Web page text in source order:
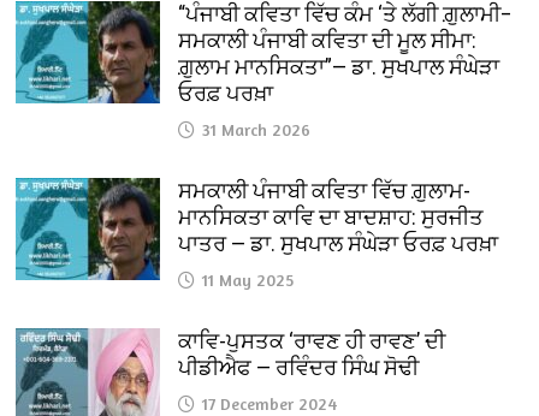
“ਪੰਜਾਬੀ ਕਵਿਤਾ ਵਿੱਚ ਕੰਮ ‘ਤੇ ਲੱਗੀ ਗ਼ੁਲਾਮੀ–
ਸਮਕਾਲੀ ਪੰਜਾਬੀ ਕਵਿਤਾ ਦੀ ਮੂਲ ਸੀਮਾ:
ਗ਼ੁਲਾਮ ਮਾਨਸਿਕਤਾ”— ਡਾ. ਸੁਖਪਾਲ ਸੰਘੇੜਾ
ਓਰਫ਼ ਪਰਖ਼ਾ
31 March 2026
ਸਮਕਾਲੀ ਪੰਜਾਬੀ ਕਵਿਤਾ ਵਿੱਚ ਗ਼ੁਲਾਮ-
ਮਾਨਸਿਕਤਾ ਕਾਵਿ ਦਾ ਬਾਦਸ਼ਾਹ: ਸੁਰਜੀਤ
ਪਾਤਰ — ਡਾ. ਸੁਖਪਾਲ ਸੰਘੇੜਾ ਓਰਫ਼ ਪਰਖ਼ਾ
11 May 2025
ਕਾਵਿ-ਪੁਸਤਕ ‘ਰਾਵਣ ਹੀ ਰਾਵਣ’ ਦੀ
ਪੀਡੀਐਫ — ਰਵਿੰਦਰ ਸਿੰਘ ਸੋਢੀ
17 December 2024